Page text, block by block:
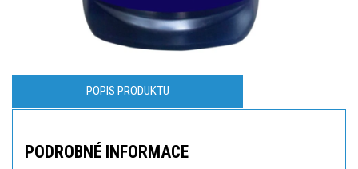
POPIS PRODUKTU
PODROBNÉ INFORMACE